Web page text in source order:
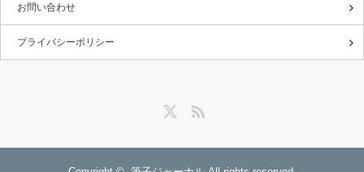
お問い合わせ
プライバシーポリシー